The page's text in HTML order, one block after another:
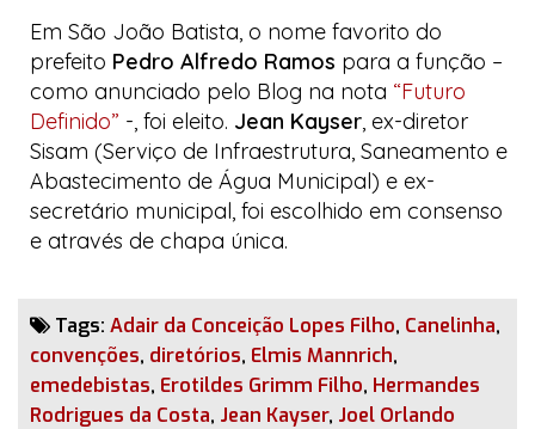
Em São João Batista, o nome favorito do
prefeito Pedro Alfredo Ramos para a função –
como anunciado pelo Blog na nota “Futuro
Definido” -, foi eleito. Jean Kayser, ex-diretor
Sisam (Serviço de Infraestrutura, Saneamento e
Abastecimento de Água Municipal) e ex-
secretário municipal, foi escolhido em consenso
e através de chapa única.
Tags: Adair da Conceição Lopes Filho, Canelinha,
convenções, diretórios, Elmis Mannrich,
emedebistas, Erotildes Grimm Filho, Hermandes
Rodrigues da Costa, Jean Kayser, Joel Orlando